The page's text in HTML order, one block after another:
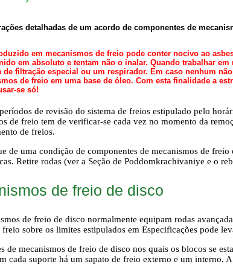
detalhadas de um acordo de componentes de
em mecanismos de freio pode conter nocivo ao
em absoluto e tentam não o inalar. Quando trabalhar
de filtração especial ou um respirador. Em caso nenhum
de freio em uma base de óleo. Com esta finalidade a
se só!
de revisão do sistema de freios estipulado pelo
de freio tem de verificar-se cada vez no momento da
de freios.
de uma condição de componentes de mecanismos de
Retire rodas (ver a Seção de Poddomkrachivaniye e o
de freio de disco
de freio de disco normalmente equipam rodas
freio sobre os limites estipulados em Especificações pode
de mecanismos de freio de disco nos quais os blocos se
cada suporte há um sapato de freio externo e um interno.